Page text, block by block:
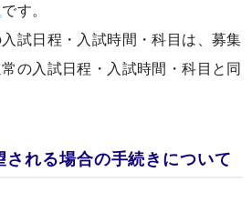
です。
試日程・入試時間・科目は、募集
の入試日程・入試時間・科目と同
される場合の手続きについて